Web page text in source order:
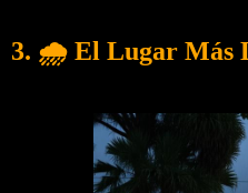
3. 🌧️ El Lugar Más